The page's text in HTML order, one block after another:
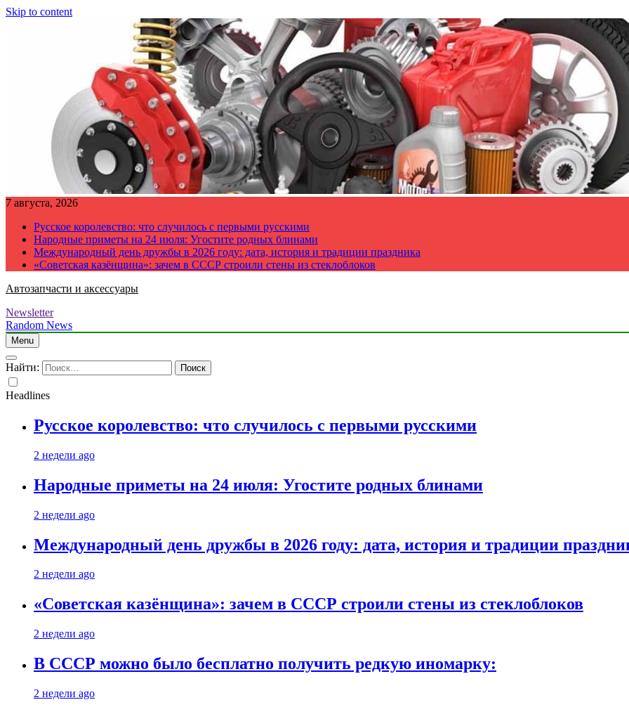
Skip to content
7 августа, 2026
Русское королевство: что случилось с первыми русскими
Народные приметы на 24 июля: Угостите родных блинами
Международный день дружбы в 2026 году: дата, история и традиции праздника
«Советская казёнщина»: зачем в СССР строили стены из стеклоблоков
Автозапчасти и аксессуары
Newsletter
Random News
Menu
Найти:
Headlines
Русское королевство: что случилось с первыми русскими
2 недели ago
Народные приметы на 24 июля: Угостите родных блинами
2 недели ago
Международный день дружбы в 2026 году: дата, история и традиции
2 недели ago
«Советская казёнщина»: зачем в СССР строили стены из стеклоблоков
2 недели ago
В СССР можно было бесплатно получить редкую иномарку:
2 недели ago